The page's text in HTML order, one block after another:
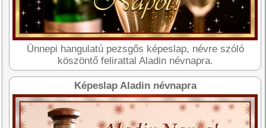
Ünnepi hangulatú pezsgős képeslap, névre szóló
köszöntő felirattal Aladin névnapra.
Képeslap Aladin névnapra